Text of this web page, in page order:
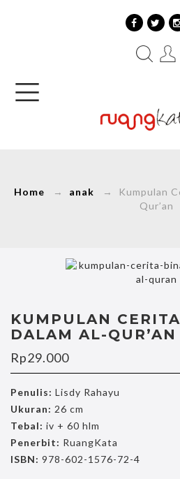
Home → anak → Kumpulan
Qur’an
KUMPULAN
DALAM AL-QUR’AN
Rp29.000
Penulis: Lisdy Rahayu
Ukuran: 26 cm
Tebal: iv + 60 hlm
Penerbit: RuangKata
ISBN: 978-602-1576-72-4